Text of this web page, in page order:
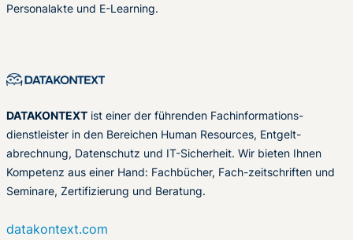
Personalakte und E-Learning.
DATAKONTEXT ist einer der führenden Fachinformations-
dienstleister in den Bereichen Human Resources, Entgelt-
abrechnung, Datenschutz und IT-Sicherheit. Wir bieten Ihnen
Kompetenz aus einer Hand: Fachbücher, Fach-zeitschriften und
Seminare, Zertifizierung und Beratung.
datakontext.com